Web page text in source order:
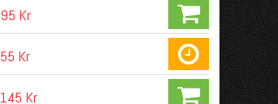
95 Kr
55 Kr
145 Kr